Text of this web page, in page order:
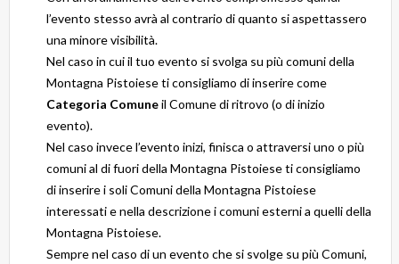
l’evento stesso avrà al contrario di quanto si aspettassero
una minore visibilità.
Nel caso in cui il tuo evento si svolga su più comuni della
Montagna Pistoiese ti consigliamo di inserire come
Categoria Comuneil Comune di ritrovo (o di inizio
evento).
Nel caso invece l’evento inizi, finisca o attraversi uno o più
comuni al di fuori della Montagna Pistoiese ti consigliamo
di inserire i soli Comuni della Montagna Pistoiese
interessati e nella descrizione i comuni esterni a quelli della
Montagna Pistoiese.
Sempre nel caso di un evento che si svolge su più Comuni,